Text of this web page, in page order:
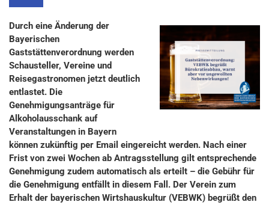
Durch eine Änderung der
Bayerischen
Gaststättenverordnung werden
Schausteller, Vereine und
Reisegastronomen jetzt deutlich
entlastet. Die
Genehmigungsanträge für
Alkoholausschank auf
Veranstaltungen in Bayern
können zukünftig per Email eingereicht werden. Nach einer
Frist von zwei Wochen ab Antragsstellung gilt entsprechende
Genehmigung zudem automatisch als erteilt – die Gebühr für
die Genehmigung entfällt in diesem Fall. Der Verein zum
Erhalt der bayerischen Wirtshauskultur (VEBWK) begrüßt den